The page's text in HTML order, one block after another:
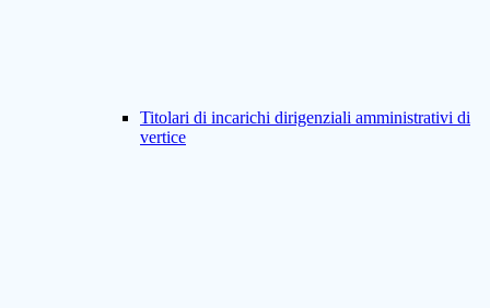
Titolari di incarichi dirigenziali amministrativi di
vertice